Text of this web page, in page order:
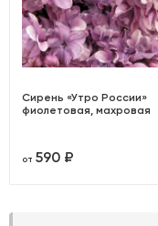
Сирень «Утро России»
фиолетовая, махровая
от590 ₽